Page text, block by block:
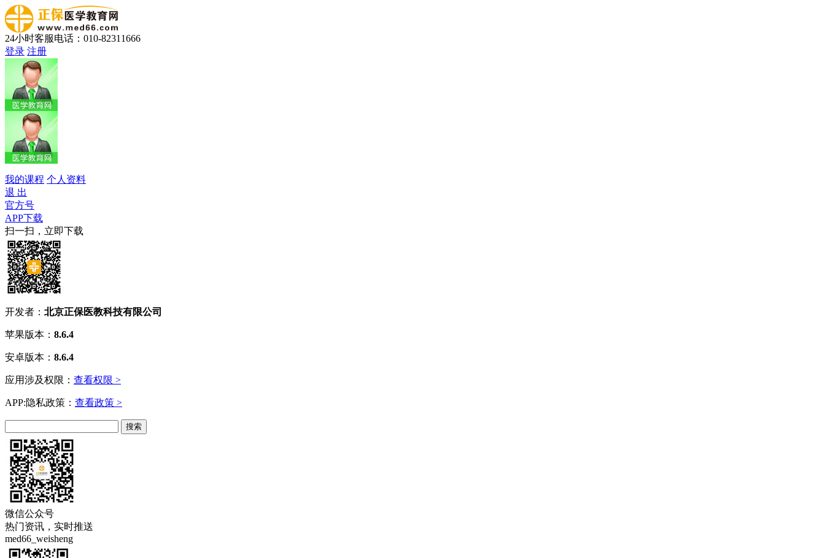
24小时客服电话：010-82311666
登录 注册
我的课程 个人资料
退 出
官方号
APP下载
扫一扫，立即下载
开发者： 北京正保医教科技有限公司
苹果版本： 8.6.4
安卓版本： 8.6.4
应用涉及权限： 查看权限 >
APP:隐私政策： 查看政策 >
微信公众号
热门资讯，实时推送
med66_weisheng